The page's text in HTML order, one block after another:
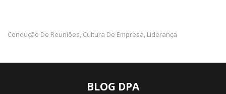
Condução De Reuniões, Cultura De Empresa, Liderança
BLOG DPA